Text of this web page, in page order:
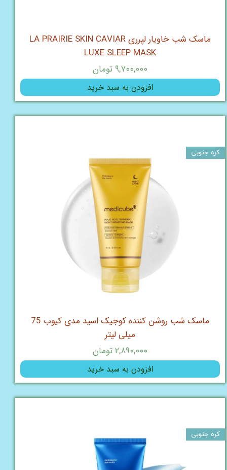
ماسک شب خاویار لپرری LA PRAIRIE SKIN CAVIAR
LUXE SLEEP MASK
۹,۷۰۰,۰۰۰ تومان
افزودن به سبد خرید
ماسک شب روشن کننده کوجیک اسید مدی کیوب 75
میلی لیتر
۲,۸۹۰,۰۰۰ تومان
افزودن به سبد خرید
کره جنوبی
کره جنوبی